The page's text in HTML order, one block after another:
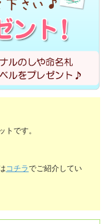
トです。
コチラでご紹介してい